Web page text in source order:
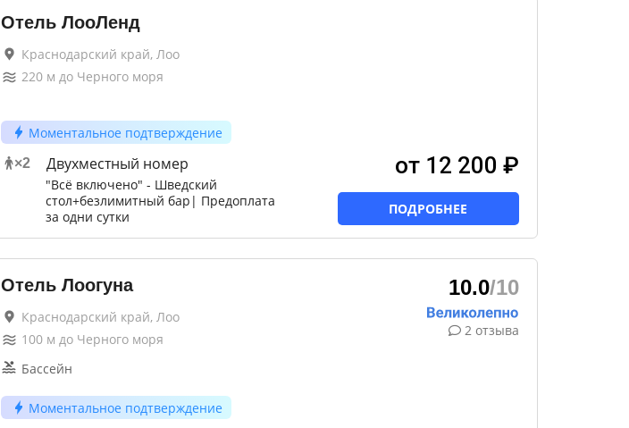
Отель ЛооЛенд
Краснодарский край, Лоо
220м до Черного моря
Моментальное подтверждение
×2 Двухместный номер
"Всё включено" - Шведский
стол+безлимитный бар| Предоплата
за одни сутки
от 12 200 ₽
ПОДРОБНЕЕ
Отель Лоогуна
Краснодарский край, Лоо
100м до Черного моря
Бассейн
Моментальное подтверждение
10.0/10
2 отзыва